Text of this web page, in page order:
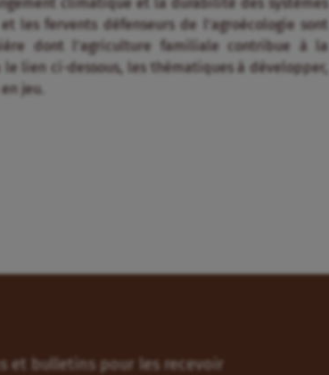
les fervents défenseurs de l’agroécologie sont
dont l’agriculture familiale contribue à la
lien ci-dessous, les thématiques à développer,
jeu.
et bulletins pour les recevoir